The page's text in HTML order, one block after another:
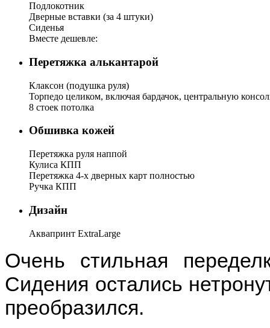
Подлокотник
Дверные вставки (за 4 штуки)
Сиденья
Вместе дешевле:
Перетяжка алькантарой
Клаксон (подушка руля)
Торпедо целиком, включая бардачок, центральную
8 стоек потолка
Обшивка кожей
Перетяжка руля наппой
Кулиса КПП
Перетяжка 4-х дверных карт полностью
Ручка КПП
Дизайн
Аквапринт ExtraLarge
Очень стильная
Сидения остались
преобразился.